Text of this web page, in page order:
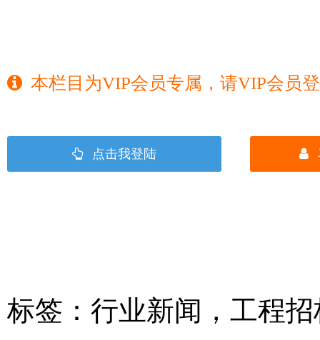
本栏目为VIP会员专属，请VIP会员
点击我登陆
标签： 行业新闻 ， 工程招